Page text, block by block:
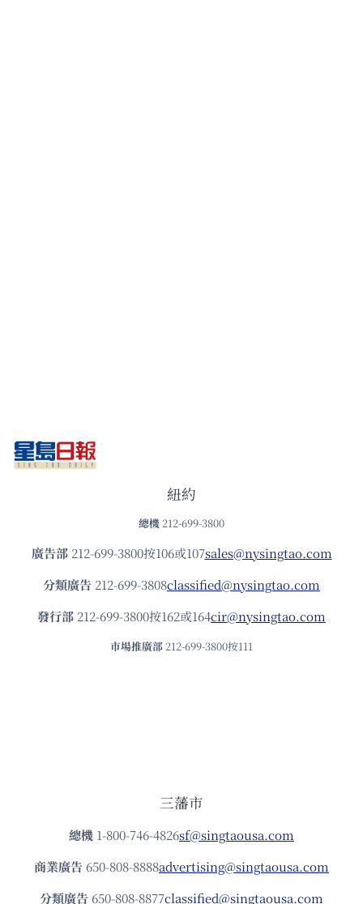
紐約
總機 212-699-3800
廣告部212-699-3800按106或107sales@nysingtao.com
分類廣告 212-699-3808classified@nysingtao.com
發⾏部 212-699-3800按162或164cir@nysingtao.com
市場推廣部 212-699-3800按111
三藩市
總機 1-800-746-4826sf@singtaousa.com
商業廣告 650-808-8888advertising@singtaousa.com
分類廣告 650-808-8877classified@singtaousa.com